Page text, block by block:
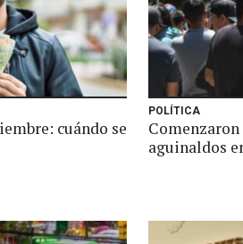
cuándo se
POLÍTICA
aguinaldos